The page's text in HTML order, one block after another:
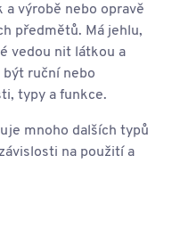
výrobě nebo opravě
předmětů. Má jehlu,
vedou nit látkou a
ruční nebo
typy a funkce.
mnoho dalších typů
na použití a